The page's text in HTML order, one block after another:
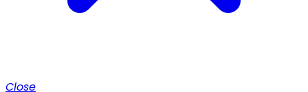
Close